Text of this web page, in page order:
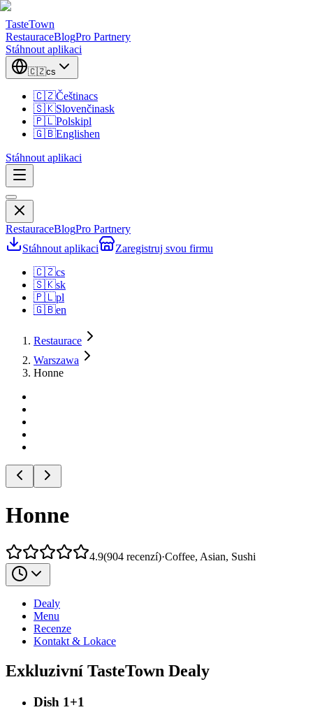
TasteTown
RestauraceBlogPro Partnery
Stáhnout aplikaci
🇨🇿cs
🇨🇿Češtinacs
🇸🇰Slovenčinask
🇵🇱Polskipl
🇬🇧Englishen
Stáhnout aplikaci
RestauraceBlogPro Partnery
Stáhnout aplikaci
Zaregistruj svou firmu
🇨🇿cs
🇸🇰sk
🇵🇱pl
🇬🇧en
Restaurace
Warszawa
Honne
Honne
4.9(904 recenzí)·Coffee, Asian, Sushi
Dealy
Menu
Recenze
Kontakt & Lokace
Exkluzivní TasteTown Dealy
Dish 1+1